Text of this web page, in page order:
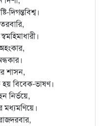
দিগন্তবিশ্ব।
শাসন,
বিবেক-ভাষণ।
নির্ভয়ে,